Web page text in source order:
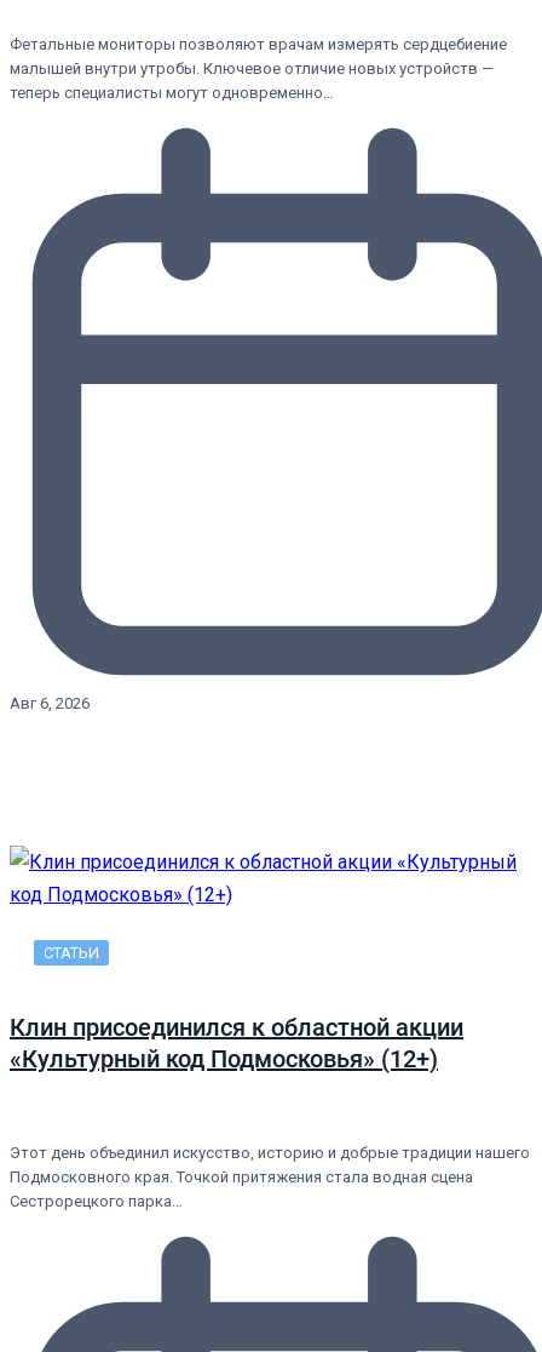
Фетальные мониторы позволяют врачам измерять сердцебиение
малышей внутри утробы. Ключевое отличие новых устройств —
теперь специалисты могут одновременно…
Авг 6, 2026
СТАТЬИ
Клин присоединился к областной акции
«Культурный код Подмосковья» (12+)
Этот день объединил искусство, историю и добрые традиции нашего
Подмосковного края. Точкой притяжения стала водная сцена
Сестрорецкого парка…